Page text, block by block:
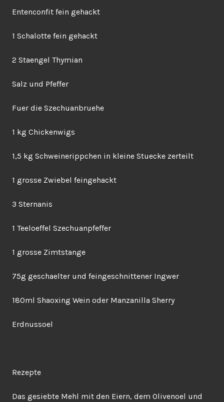
Entenconfit fein gehackt
1 Schalotte fein gehackt
2 Staengel Thymian
Salz und Pfeffer
Fuer die Szechuanbruehe
1 kg Chickenwigs
1,5 kg Schweinerippchen in kleine Stuecke zerteilt
1 grosse Zwiebel feingehackt
3 Sternanis
1 Teeloeffel Szechuanpfeffer
1 grosse Zimtstange
75g geschaelter und feingeschnittener Ingwer
180ml Shaoxing Wein oder Manzanilla Sherry
Erdnussoel
Rezepte
Das gesiebte Mehl mit den Eiern, dem Olivenoel und